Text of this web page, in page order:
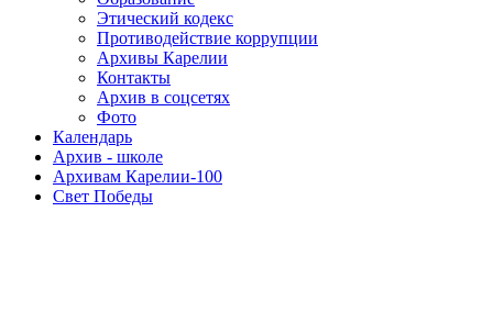
Этический кодекс
Противодействие коррупции
Архивы Карелии
Контакты
Архив в соцсетях
Фото
Календарь
Архив - школе
Архивам Карелии-100
Свет Победы